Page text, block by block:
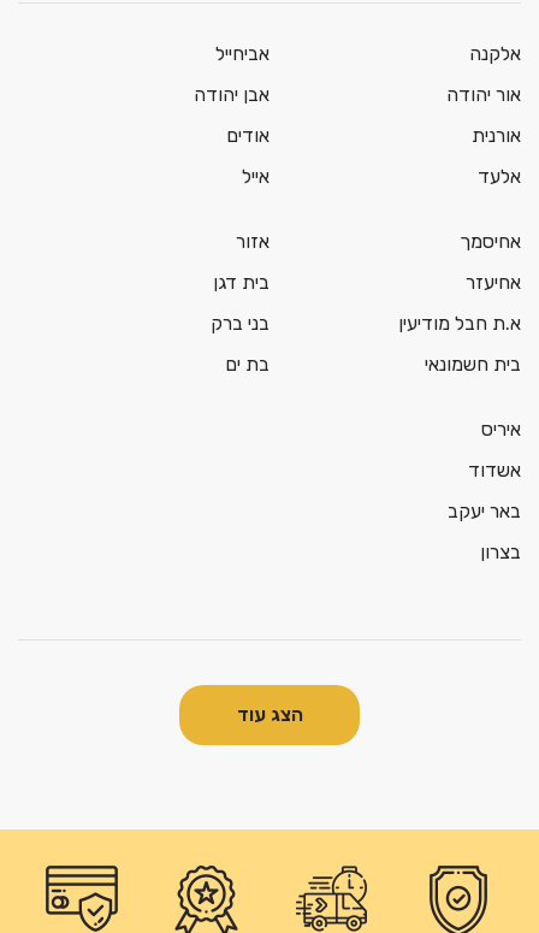
אלקנה
אור יהודה
אורנית
אלעד
אביחייל
אבן יהודה
אודים
אייל
אחיסמך
אחיעזר
א.ת חבל מודיעין
בית חשמונאי
אזור
בית דגן
בני ברק
בת ים
איריס
אשדוד
באר יעקב
בצרון
הצג עוד